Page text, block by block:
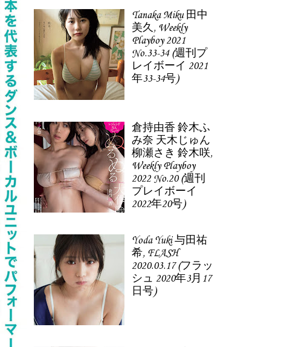
Tanaka Miku 田中
美久, Weekly
Playboy 2021
No.33-34 (週刊プ
レイボーイ 2021
年33-34号)
倉持由香 鈴木ふ
み奈 天木じゅん
柳瀬さき 鈴木咲,
Weekly Playboy
2022 No.20 (週刊
プレイボーイ
2022年20号)
Yoda Yuki 与田祐
希, FLASH
2020.03.17 (フラッ
シュ 2020年3月17
日号)